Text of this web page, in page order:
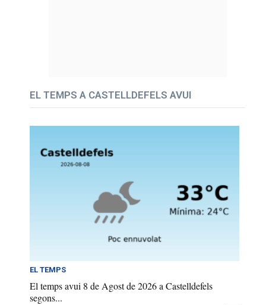
EL TEMPS A CASTELLDEFELS AVUI
EL TEMPS
El temps avui 8 de Agost de 2026 a Castelldefels
segons...